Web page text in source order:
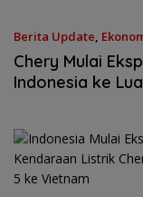
Berita Update,
Chery Mulai
Indonesia ke